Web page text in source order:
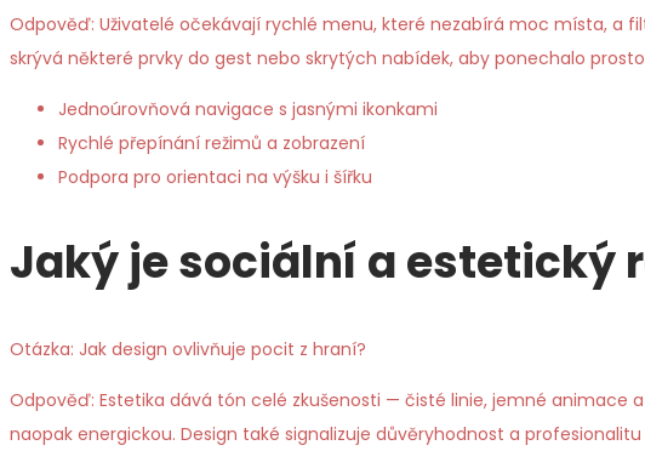
Odpověď: Uživatelé očekávají rychlé menu, které nezabírá moc místa, a
skrývá některé prvky do gest nebo skrytých nabídek, aby ponechalo
Jednoúrovňová navigace s jasnými ikonkami
Rychlé přepínání režimů a zobrazení
Podpora pro orientaci na výšku i šířku
Jaký je sociální a estetický
Otázka: Jak design ovlivňuje pocit z hraní?
Odpověď: Estetika dává tón celé zkušenosti — čisté linie, jemné
naopak energickou. Design také signalizuje důvěryhodnost a profesionalitu